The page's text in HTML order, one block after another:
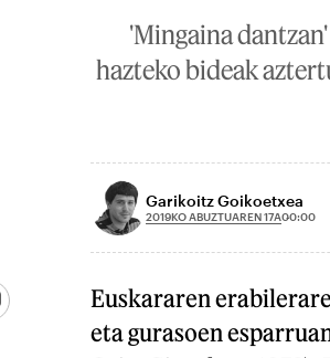
'Mingaina
hazteko bideak
Garikoitz Goikoetxea
2019KO ABUZTUAREN 17A00:00
Euskararen
eta gurasoen